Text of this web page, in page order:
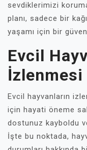
sevdiklerimizi
planı, sadece bir
yaşamı için bir
Evcil
İzlenmesi
Evcil hayvanların
için hayati öneme
dostunuz kayboldu
İşte bu noktada,